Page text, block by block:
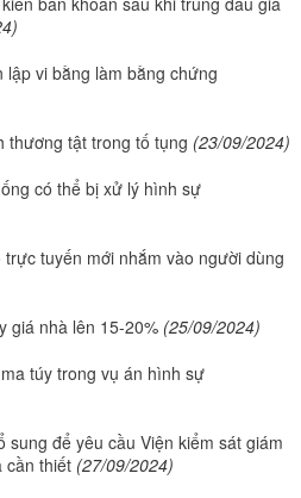
vi bằng làm bằng chứng
thương tật trong tố tụng (23/09/2024)
có thể bị xử lý hình sự
tuyến mới nhắm vào người dùng
giá nhà lên 15-20% (25/09/2024)
túy trong vụ án hình sự
sung để yêu cầu Viện kiểm sát giám
cần thiết (27/09/2024)